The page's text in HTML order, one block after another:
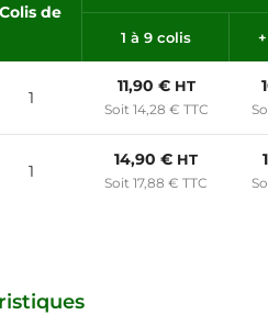
Colis de
1 à 9 colis
1
11,90 € HT
Soit 14,28 € TTC
1
14,90 € HT
Soit 17,88 € TTC